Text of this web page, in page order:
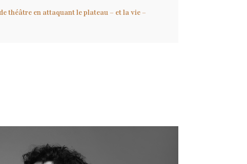
théâtre en attaquant le plateau – et la vie –